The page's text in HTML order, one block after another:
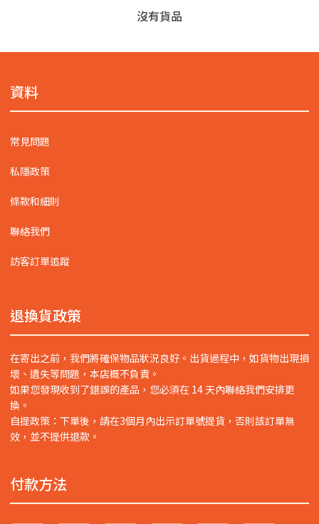
沒有貨品
資料
常見問題
私隱政策
條款和細則
聯絡我們
訪客訂單追蹤
退換貨政策
在寄出之前，我們將確保物品狀況良好。出貨過程中，如貨物出現損
壞、遺失等問題，本店概不負責。
如果您發現收到了錯誤的產品，您必須在 14 天內聯絡我們安排更
換。
自提政策：下單後，請在3個月內出示訂單號提貨，否則該訂單無
效，並不提供退款。
付款方法